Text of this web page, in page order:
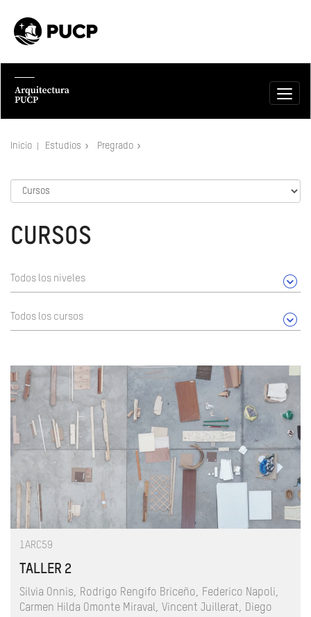
Inicio Estudios Pregrado
CURSOS
Todos los niveles
Todos los cursos
1ARC59
TALLER 2
Silvia Onnis, Rodrigo Rengifo Briceño, Federico Napoli,
Carmen Hilda Omonte Miraval, Vincent Juillerat, Diego